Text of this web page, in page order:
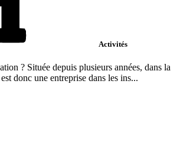
Activités
? Située depuis plusieurs années, dans la
donc une entreprise dans les ins...